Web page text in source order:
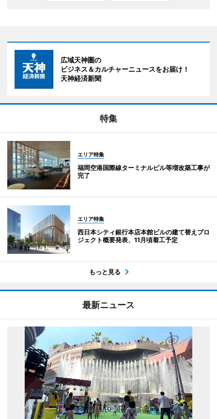
広域天神圏の
ビジネス＆カルチャーニュースをお届け！
天神経済新聞
特集
エリア特集
福岡空港国際線ターミナルビル等増改築工事が
完了
エリア特集
西日本シティ銀行本店本館ビルの建て替えプロ
ジェクト概要発表、11月頃着工予定
もっと見る
最新ニュース